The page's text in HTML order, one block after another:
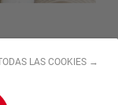
LAS COOKIES →
los juguetes de
Para este
tu perro